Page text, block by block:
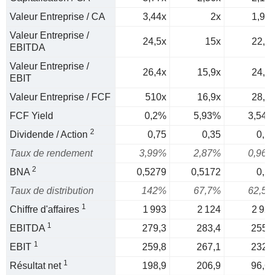
Valeur Entreprise / CA
3,44x 2x
Valeur Entreprise /
EBITDA
24,5x 15x
Valeur Entreprise /
EBIT
26,4x 15,9x
Valeur Entreprise / FCF 510x 16,9x
FCF Yield
0,2% 5,93%
Dividende / Action 2 0,75 0,35
Taux de rendement
3,99% 2,87%
BNA 2 0,5279 0,5172
Taux de distribution
142% 67,7%
Chiffre d'affaires 1 1 993 2 124
2
EBITDA 1 279,3 283,4
EBIT 1 259,8 267,1
Résultat net 1 198,9 206,9